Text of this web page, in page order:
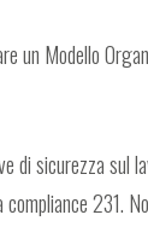
un Modello
di sicurezza sul
231.